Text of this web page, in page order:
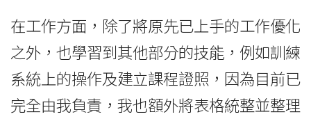
在工作方面，除了將原先已上手的工作優化
之外，也學習到其他部分的技能，例如訓練
系統上的操作及建立課程證照，因為目前已
完全由我負責，我也額外將表格統整並整理